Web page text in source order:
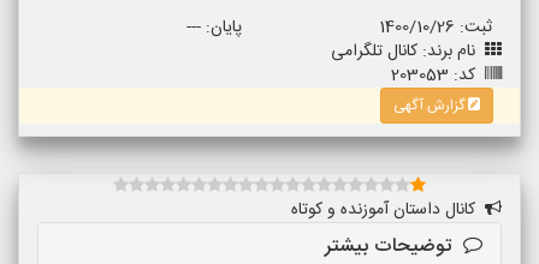
ثبت: 1400/10/26
پایان: ---
نام برند: کانال تلگرامی
کد: 203053
گزارش آگهی
کانال داستان آموزنده و کوتاه
توضیحات بیشتر